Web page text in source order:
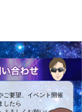
ご要望、イベント開催
したら